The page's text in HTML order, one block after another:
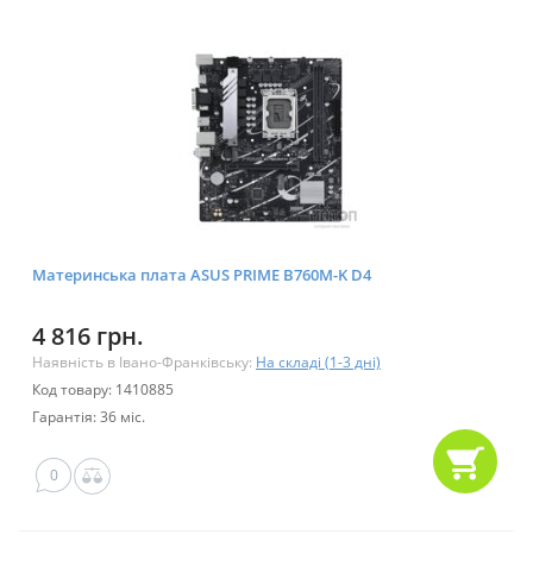
Материнська плата ASUS PRIME B760M-K D4
4 816 грн.
Наявність в Івано-Франківську: На складі (1-3 дні)
Код товару: 1410885
Гарантія: 36 міс.
0